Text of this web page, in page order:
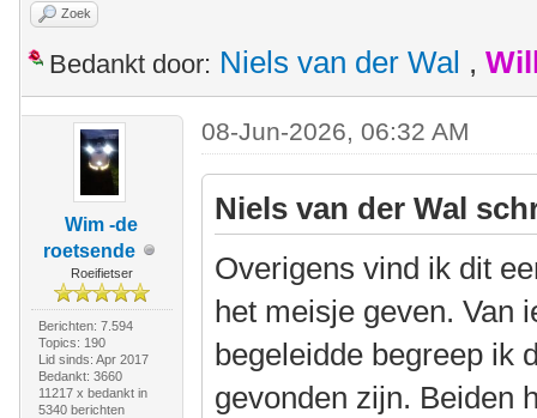
Zoek
Bedankt door: Niels van der Wal ,
Wim -de
roetsende
Roeifietser
Berichten: 7.594
Topics: 190
Lid sinds: Apr 2017
Bedankt: 3660
11217 x bedankt in
5340 berichten
08-Jun-2026, 06:32 AM
Niels van der Wal
Overigens vind ik dit
het meisje geven. Van
begeleidde begreep ik
gevonden zijn. Beiden